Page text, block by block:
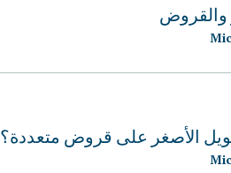
والقروض
الأصغر على قروض متعددة؟